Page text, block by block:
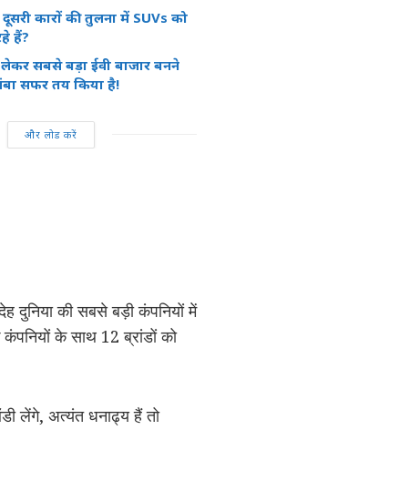
दूसरी कारों की तुलना में SUVs को
हैं?
लेकर सबसे बड़ा ईवी बाजार बनने
सफर तय किया है!
और लोड करें
दुनिया की सबसे बड़ी कंपनियों में
के साथ 12 ब्रांडों को
लेंगे, अत्यंत धनाढ्य हैं तो